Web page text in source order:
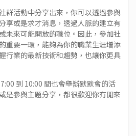
群活動中分享出來，你可以透過參與
享或是求才消息，透過人脈的建立有
未來可能開放的職位。因此，參加社
重要一環，能夠為你的職業生涯增添
行業的最新技術和趨勢，也讓你更具
到 10:00 間也會舉辦默默會的活
是參與主題分享，都很歡迎你有閒來